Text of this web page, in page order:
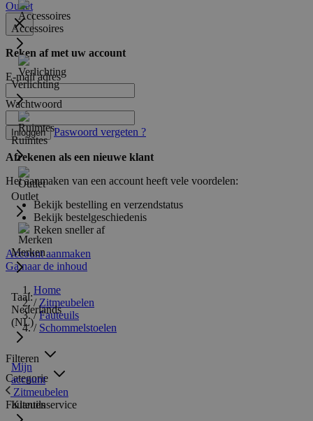
Accessoires
Verlichting
Ruimtes
Outlet
Merken
Taal:
Nederlands
(NL)
Mijn
account
Klantenservice
Outlet
Reken af met uw account
E-mail adres
Wachtwoord
Inloggen Paswoord vergeten ?
Afrekenen als een nieuwe klant
Het aanmaken van een account heeft vele voordelen:
Bekijk bestelling en verzendstatus
Bekijk bestelgeschiedenis
Reken sneller af
Account aanmaken
Ga naar de inhoud
Home
/ Zitmeubelen
/ Fauteuils
/ Schommelstoelen
Filteren
Categorie
Zitmeubelen
Fauteuils